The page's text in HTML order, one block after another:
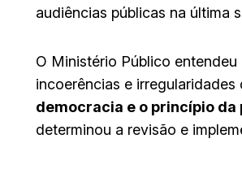
audiências públicas na última
O Ministério Público
incoerências e
democracia e o princípio
determinou a revisão e